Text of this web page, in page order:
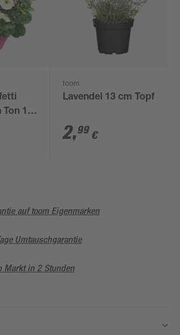
Ton 19
toom
Lavendel 13 cm Topf
2,99 €
auf toom Eigenmarken
Umtauschgarantie
Markt in 2 Stunden